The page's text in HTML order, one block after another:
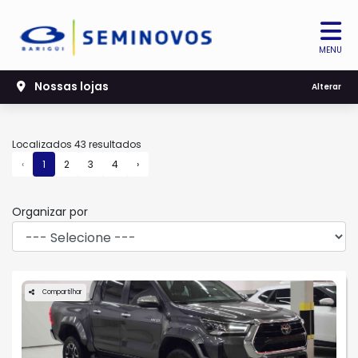
MENU
Nossas lojas Alterar
Localizados 43 resultados
‹
1 2 3 4 ›
Organizar por
Compartilhar